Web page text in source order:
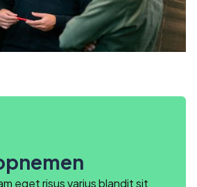
eget risus varius blandit sit